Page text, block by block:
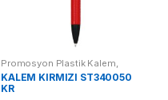
Promosyon Plastik Kalem
Promosyon Kalemler
KALEM KIRMIZI ST340050
KR